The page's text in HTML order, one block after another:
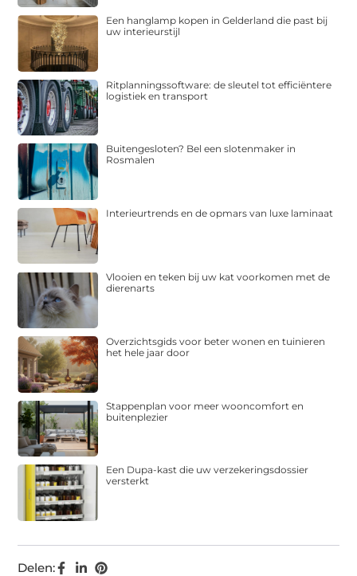
Delen:
Een hanglamp kopen in Gelderland die past bij
uw interieurstijl
Ritplanningssoftware: de sleutel tot efficiëntere
logistiek en transport
Buitengesloten? Bel een slotenmaker in
Rosmalen
Interieurtrends en de opmars van luxe laminaat
Vlooien en teken bij uw kat voorkomen met de
dierenarts
Overzichtsgids voor beter wonen en tuinieren
het hele jaar door
Stappenplan voor meer wooncomfort en
buitenplezier
Een Dupa-kast die uw verzekeringsdossier
versterkt